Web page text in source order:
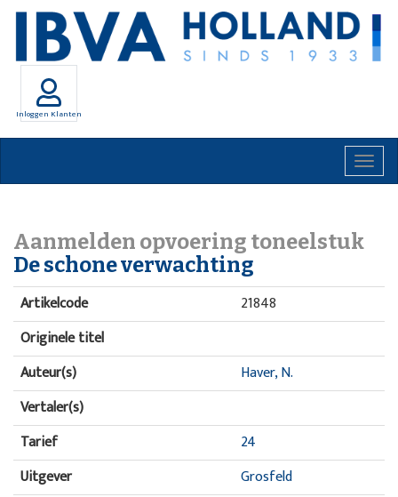
Inloggen Klanten
Aanmelden opvoering toneelstuk
De schone verwachting
Artikelcode
21848
Originele titel
Auteur(s)
Haver, N.
Vertaler(s)
Tarief
24
Uitgever
Grosfeld